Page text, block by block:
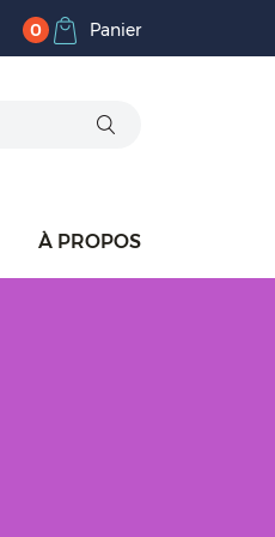
0 Panier
À PROPOS